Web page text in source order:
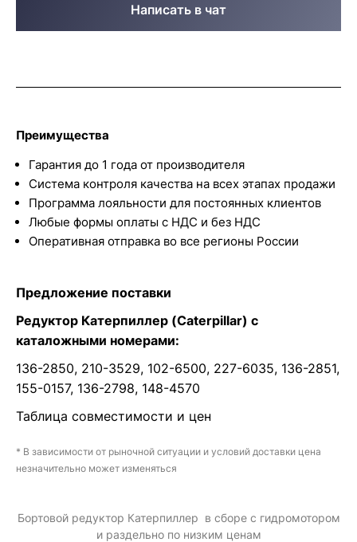
Написать в чат
Преимущества
Гарантия до 1 года от производителя
Система контроля качества на всех этапах продажи
Программа лояльности для постоянных клиентов
Любые формы оплаты с НДС и без НДС
Оперативная отправка во все регионы России
Предложение поставки
Редуктор Катерпиллер (Caterpillar) с
каталожными номерами:
136-2850, 210-3529, 102-6500, 227-6035, 136-2851,
155-0157, 136-2798, 148-4570
Таблица совместимости и цен
* В зависимости от рыночной ситуации и условий доставки цена
незначительно может изменяться
Бортовой редуктор Катерпиллер в сборе с гидромотором
и раздельно по низким ценам